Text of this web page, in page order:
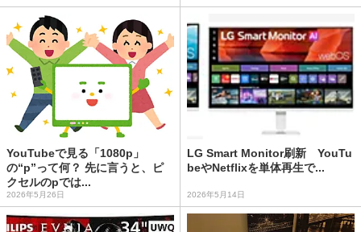
YouTubeで見る「1080p」
の“p”って何？ 先に言うと、ピ
クセルのpでは...
2026年5月26日
LG Smart Monitor刷新 YouTu
beやNetflixを単体再生で...
2026年5月14日